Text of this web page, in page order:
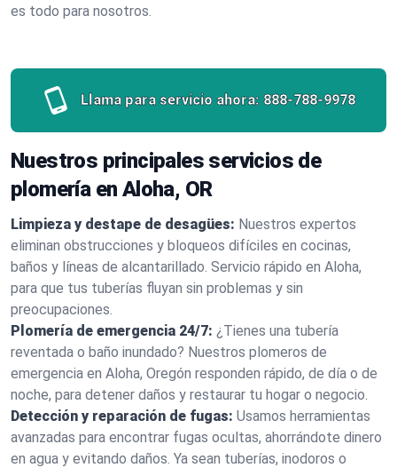
es todo para nosotros.
Llama para servicio ahora: 888-788-9978
Nuestros principales servicios de
plomería en Aloha, OR
Limpieza y destape de desagües: Nuestros expertos
eliminan obstrucciones y bloqueos difíciles en cocinas,
baños y líneas de alcantarillado. Servicio rápido en Aloha,
para que tus tuberías fluyan sin problemas y sin
preocupaciones.
Plomería de emergencia 24/7: ¿Tienes una tubería
reventada o baño inundado? Nuestros plomeros de
emergencia en Aloha, Oregón responden rápido, de día o de
noche, para detener daños y restaurar tu hogar o negocio.
Detección y reparación de fugas: Usamos herramientas
avanzadas para encontrar fugas ocultas, ahorrándote dinero
en agua y evitando daños. Ya sean tuberías, inodoros o